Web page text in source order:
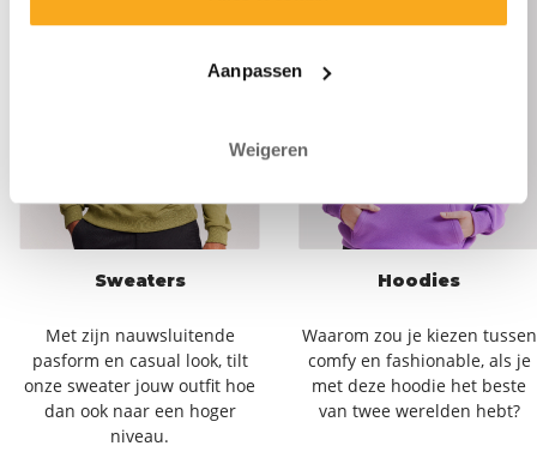
Aanpassen
Weigeren
Sweaters
Met zijn nauwsluitende
pasform en casual look, tilt
onze sweater jouw outfit hoe
dan ook naar een hoger
niveau.
Hoodies
Waarom zou je kiezen tussen
comfy en fashionable, als je
met deze hoodie het beste
van twee werelden hebt?